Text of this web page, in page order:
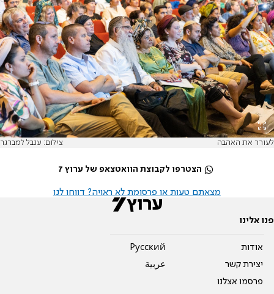
לעורר את האהבה צילום: ענבל למברגר
הצטרפו לקבוצת הוואטצאפ של ערוץ 7
מצאתם טעות או פרסומת לא ראויה? דווחו לנו
פנו אלינו
אודות
יצירת קשר
פרסמו אצלנו
Pусский
عربية